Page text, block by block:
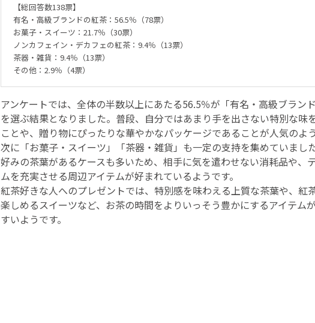
【総回答数138票】
有名・高級ブランドの紅茶：56.5％（78票）
お菓子・スイーツ：21.7％（30票）
ノンカフェイン・デカフェの紅茶：9.4％（13票）
茶器・雑貨：9.4％（13票）
その他：2.9％（4票）
アンケートでは、全体の半数以上にあたる56.5％が「有名・高級ブラン
を選ぶ結果となりました。普段、自分ではあまり手を出さない特別な味
ことや、贈り物にぴったりな華やかなパッケージであることが人気のよ
次に「お菓子・スイーツ」「茶器・雑貨」も一定の支持を集めていまし
好みの茶葉があるケースも多いため、相手に気を遣わせない消耗品や、
ムを充実させる周辺アイテムが好まれているようです。
紅茶好きな人へのプレゼントでは、特別感を味わえる上質な茶葉や、紅
楽しめるスイーツなど、お茶の時間をよりいっそう豊かにするアイテム
すいようです。